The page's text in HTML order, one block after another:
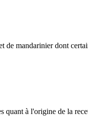
mandarinier dont
quant à l'origine de la